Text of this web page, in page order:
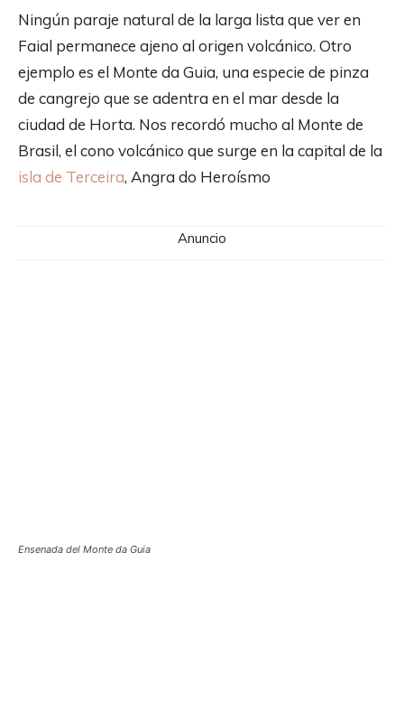
Ningún paraje natural de la larga lista que ver en
Faial permanece ajeno al origen volcánico. Otro
ejemplo es el Monte da Guia, una especie de pinza
de cangrejo que se adentra en el mar desde la
ciudad de Horta. Nos recordó mucho al Monte de
Brasil, el cono volcánico que surge en la capital de la
isla de Terceira, Angra do Heroísmo
Anuncio
Ensenada del Monte da Guia